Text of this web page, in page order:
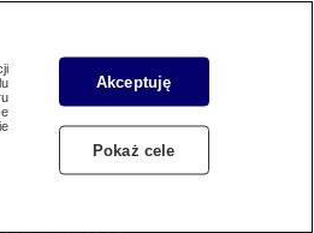
SzukajZaloguj się
CzytajSłuchaj
Akceptuję
Pokaż cele